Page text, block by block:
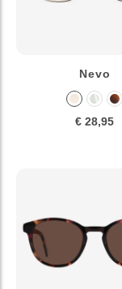
Nevo
€ 28,95